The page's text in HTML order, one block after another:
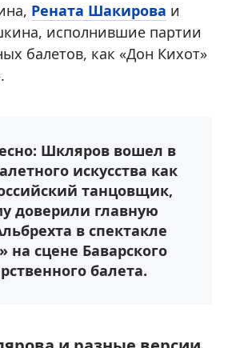
Рената Шакирова и
исполнившие партии
балетов, как «Дон Кихот»
Шкляров вошел в
искусства как
танцовщик,
доверили главную
в спектакле
на сцене Баварского
балета.